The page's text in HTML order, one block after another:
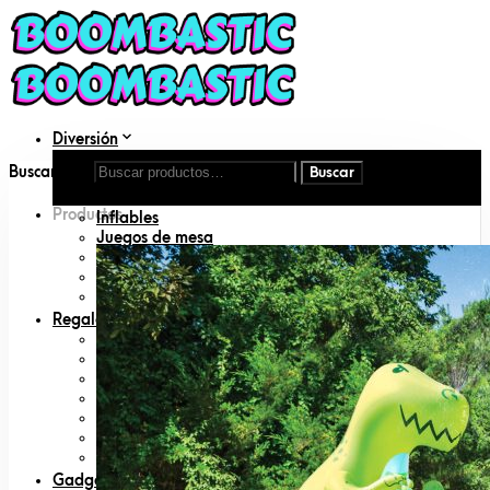
Diversión
Aire libre
DIY
Inflables
Juegos de mesa
Juguetes
Juguetes para mascotas
Libros
Regalos
Amigo invisible
Animal lovers
San Valentín
Día del padre
Día de la madre
Geeks
Padres primerizos
Gadgets
Buscar por:
Productos